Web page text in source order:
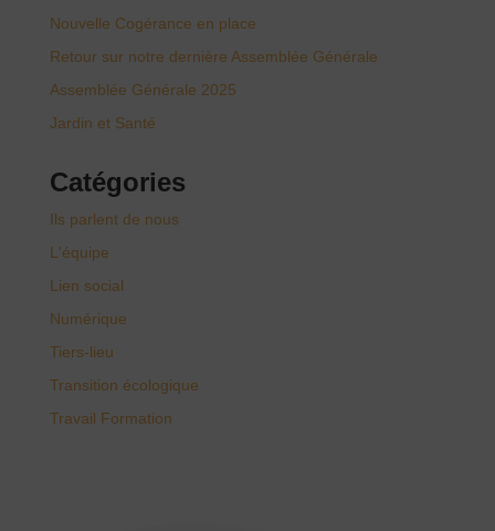
Nouvelle Cogérance en place
Retour sur notre dernière Assemblée Générale
Assemblée Générale 2025
Jardin et Santé
Catégories
Ils parlent de nous
L'équipe
Lien social
Numérique
Tiers-lieu
Transition écologique
Travail Formation